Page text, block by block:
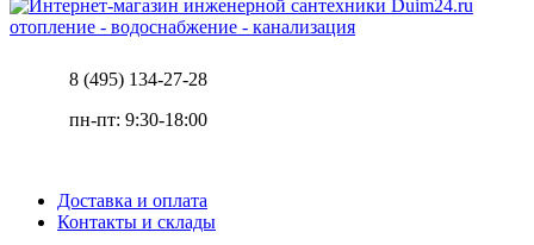
отопление - водоснабжение - канализация
8 (495) 134-27-28
пн-пт: 9:30-18:00
Доставка и оплата
Контакты и склады